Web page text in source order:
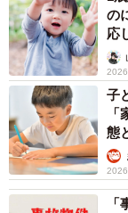
の
応
出
子
態